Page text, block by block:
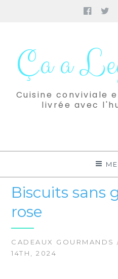
contenuÇa a
Cuisine conviviale
livrée avec
Biscuits sans
rose
CADEAUX GOURMANDS
14TH, 2024